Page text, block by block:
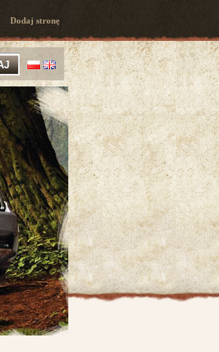
Dodaj stronę